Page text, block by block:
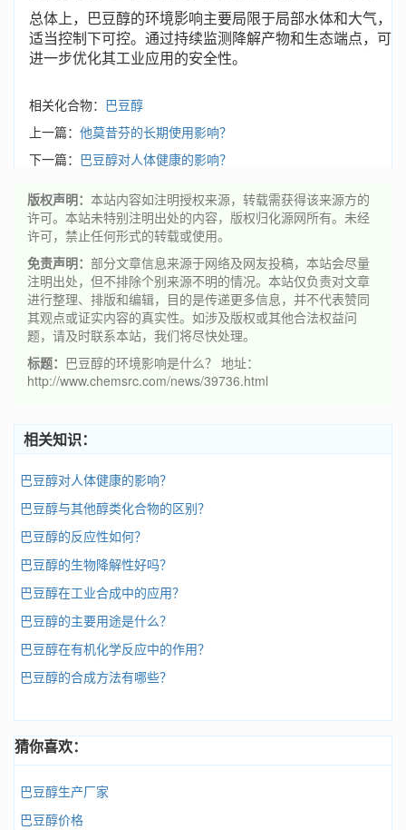
总体上，巴豆醇的环境影响主要局限于局部水体和大气，
适当控制下可控。通过持续监测降解产物和生态端点，可
进一步优化其工业应用的安全性。
相关化合物： 巴豆醇
上一篇： 他莫昔芬的长期使用影响？
下一篇： 巴豆醇对人体健康的影响？
版权声明： 本站内容如注明授权来源，转载需获得该来源方的
许可。本站未特别注明出处的内容，版权归化源网所有。未经
许可，禁止任何形式的转载或使用。
免责声明： 部分文章信息来源于网络及网友投稿，本站会尽量
注明出处，但不排除个别来源不明的情况。本站仅负责对文章
进行整理、排版和编辑，目的是传递更多信息，并不代表赞同
其观点或证实内容的真实性。如涉及版权或其他合法权益问
题，请及时联系本站，我们将尽快处理。
标题： 巴豆醇的环境影响是什么？ 地址：
http://www.chemsrc.com/news/39736.html
相关知识：
巴豆醇对人体健康的影响？
巴豆醇与其他醇类化合物的区别？
巴豆醇的反应性如何？
巴豆醇的生物降解性好吗？
巴豆醇在工业合成中的应用？
巴豆醇的主要用途是什么？
巴豆醇在有机化学反应中的作用？
巴豆醇的合成方法有哪些？
猜你喜欢：
巴豆醇生产厂家
巴豆醇价格